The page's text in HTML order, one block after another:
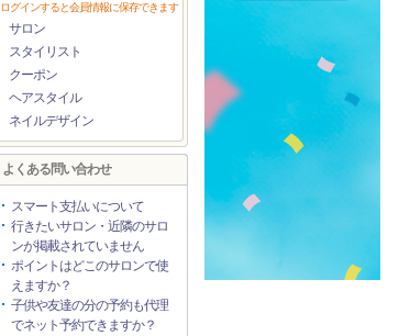
ログインすると会員情報に保存できます
サロン
スタイリスト
クーポン
ヘアスタイル
ネイルデザイン
よくある問い合わせ
スマート支払いについて
行きたいサロン・近隣のサロ
ンが掲載されていません
ポイントはどこのサロンで使
えますか？
子供や友達の分の予約も代理
でネット予約できますか？